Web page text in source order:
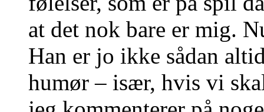
at det nok bare er mig.
Han er jo ikke sådan
humør – især, hvis vi